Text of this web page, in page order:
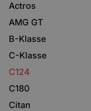
Actros
AMG GT
B-Klasse
C-Klasse
C124
C180
Citan